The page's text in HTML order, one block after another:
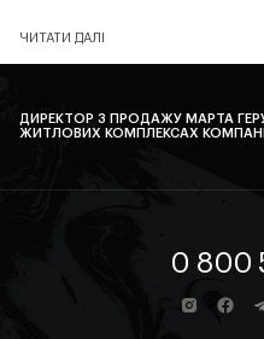
ЧИТАТИ ДАЛІ
ДИРЕКТОР З ПРОДАЖУ МАРТА
ЖИТЛОВИХ КОМПЛЕКСАХ КОМПАНІЇ
0 800